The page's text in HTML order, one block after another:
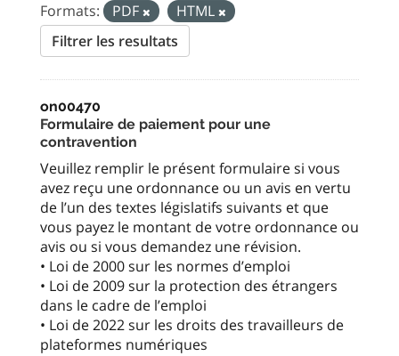
Formats: PDF
HTML
Filtrer les resultats
on00470
Formulaire de paiement pour une
contravention
Veuillez remplir le présent formulaire si vous
avez reçu une ordonnance ou un avis en vertu
de l’un des textes législatifs suivants et que
vous payez le montant de votre ordonnance ou
avis ou si vous demandez une révision.
• Loi de 2000 sur les normes d’emploi
• Loi de 2009 sur la protection des étrangers
dans le cadre de l’emploi
• Loi de 2022 sur les droits des travailleurs de
plateformes numériques